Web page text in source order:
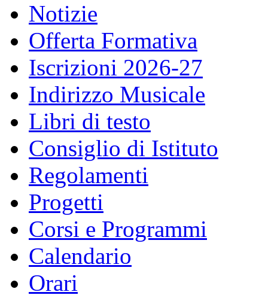
Notizie
Offerta Formativa
Iscrizioni 2026-27
Indirizzo Musicale
Libri di testo
Consiglio di Istituto
Regolamenti
Progetti
Corsi e Programmi
Calendario
Orari